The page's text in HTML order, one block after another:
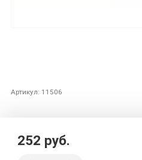
Артикул: 11506
252 руб.